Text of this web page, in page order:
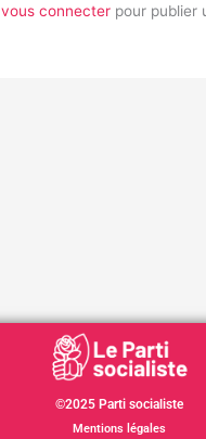
vous connecterpour publier
©2025 Parti socialiste
Mentions légales